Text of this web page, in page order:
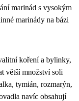
marinád s vysokým
marinády na bázi
koření a bylinky,
větší množství soli
tymián, rozmarýn,
navíc obsahují